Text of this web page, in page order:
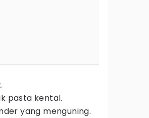
pasta kental.
yang menguning.